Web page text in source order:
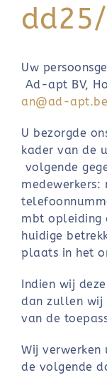
Uw
Ad-apt BV,
an@ad-apt.be
U bezorgde
kader van de
volgende
mbt opleiding
huidige
plaats in het
Indien wij
dan zullen wij
van de
Wij verwerken
de volgende